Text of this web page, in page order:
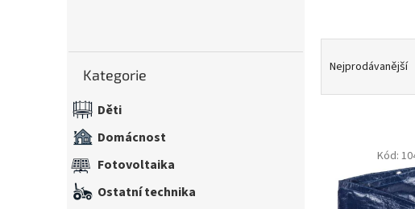
e
kategorie
Kategorie
Děti
Domácnost
Fotovoltaika
Ostatní technika
e
Nejprodávanější
Kód: